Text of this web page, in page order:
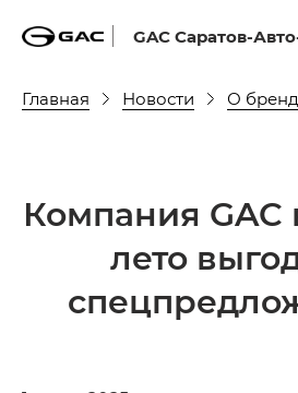
GAC Саратов-
Главная Новости О
Компания GAC
лето